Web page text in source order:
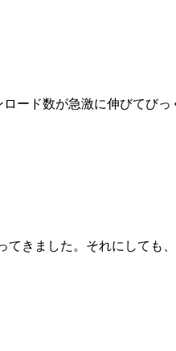
ード数が急激に伸びてび
きました。それにしても